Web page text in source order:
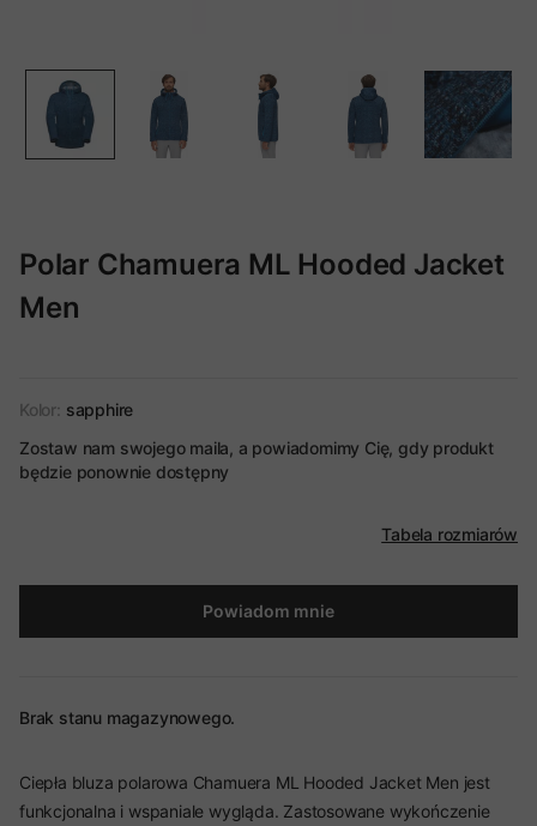
Polar Chamuera ML Hooded Jacket
Men
Kolor: sapphire
Zostaw nam swojego maila, a powiadomimy Cię, gdy produkt
będzie ponownie dostępny
Tabela rozmiarów
Powiadom mnie
Brak stanu magazynowego.
Ciepła bluza polarowa Chamuera ML Hooded Jacket Men jest
funkcjonalna i wspaniale wygląda. Zastosowane wykończenie